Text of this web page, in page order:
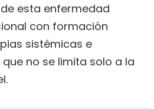
esta enfermedad
con formación
sistémicas e
no se limita solo a la